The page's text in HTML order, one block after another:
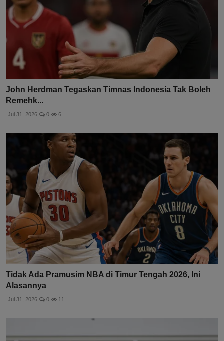
John Herdman Tegaskan Timnas Indonesia Tak Boleh
Remehk...
Jul 31, 2026 0 6
Tidak Ada Pramusim NBA di Timur Tengah 2026, Ini
Alasannya
Jul 31, 2026 0 11